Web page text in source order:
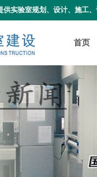
实验室规划、设计、施工
首页